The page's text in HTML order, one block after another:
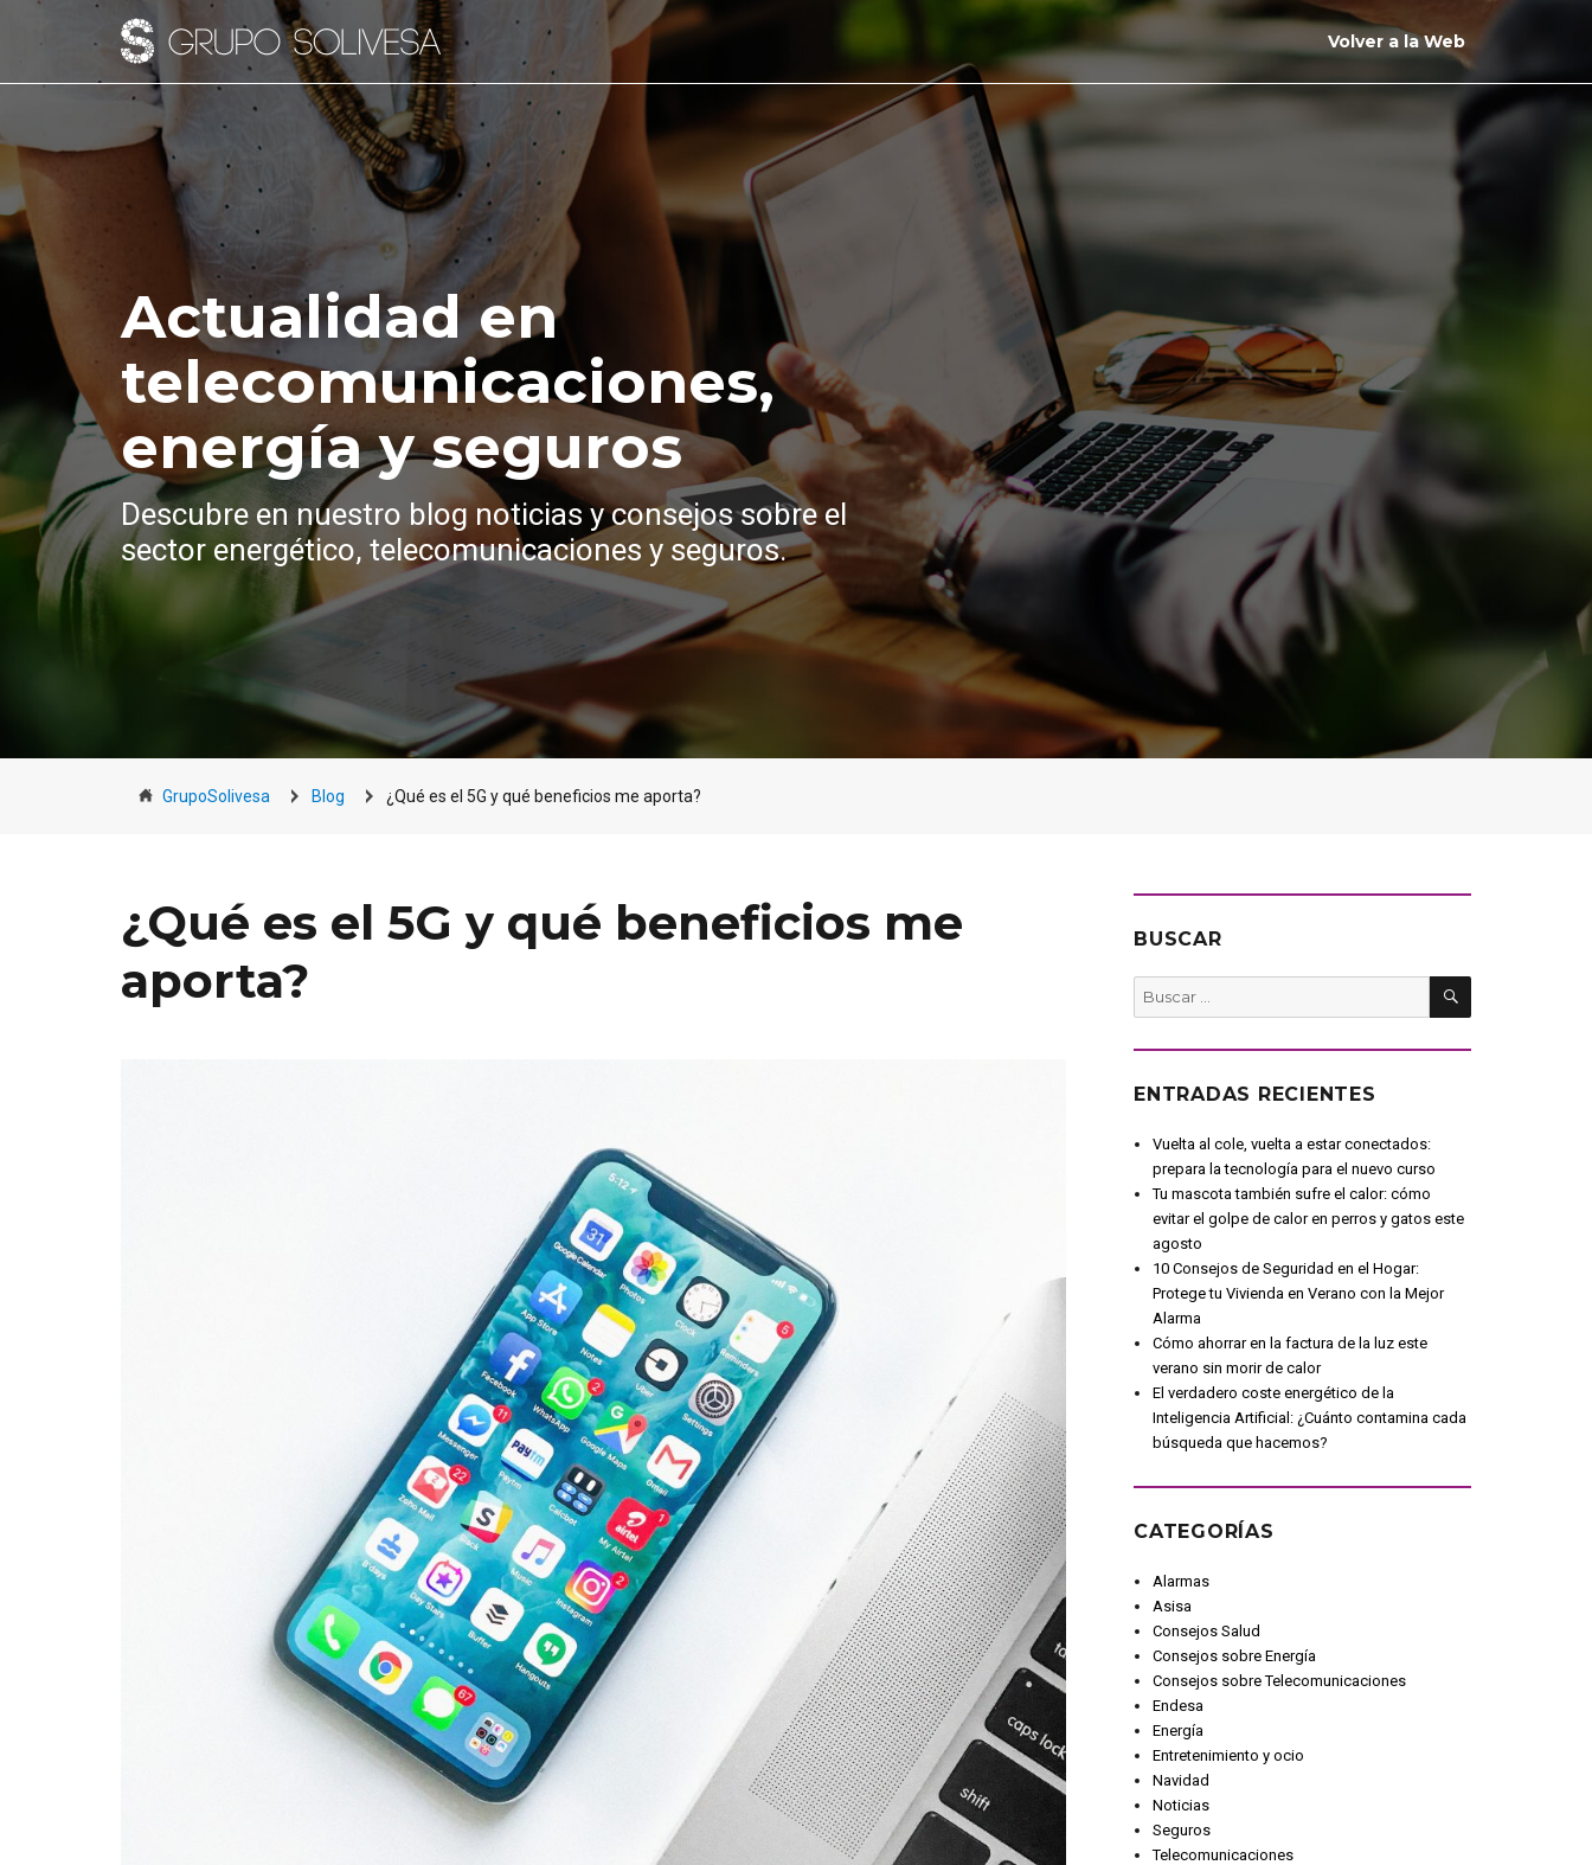
Volver a la Web
Actualidad en
telecomunicaciones,
energía y seguros
Descubre en nuestro blog noticias y consejos sobre el
sector energético, telecomunicaciones y seguros.
GrupoSolivesa Blog ¿Qué es el 5G y qué beneficios me aporta?
¿Qué es el 5G y qué beneficios me
aporta?
BUSCAR
Buscar
por:
BUSCAR
ENTRADAS RECIENTES
Vuelta al cole, vuelta a estar conectados:
prepara la tecnología para el nuevo curso
Tu mascota también sufre el calor: cómo
evitar el golpe de calor en perros y gatos este
agosto
10 Consejos de Seguridad en el Hogar:
Protege tu Vivienda en Verano con la Mejor
Alarma
Cómo ahorrar en la factura de la luz este
verano sin morir de calor
El verdadero coste energético de la
Inteligencia Artificial: ¿Cuánto contamina cada
búsqueda que hacemos?
CATEGORÍAS
Alarmas
Asisa
Consejos Salud
Consejos sobre Energía
Consejos sobre Telecomunicaciones
Endesa
Energía
Entretenimiento y ocio
Navidad
Noticias
Seguros
Telecomunicaciones